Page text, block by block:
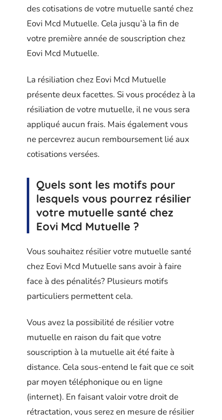
des cotisations de votre mutuelle santé chez
Eovi Mcd Mutuelle. Cela jusqu’à la fin de
votre première année de souscription chez
Eovi Mcd Mutuelle.
La résiliation chez Eovi Mcd Mutuelle
présente deux facettes. Si vous procédez à la
résiliation de votre mutuelle, il ne vous sera
appliqué aucun frais. Mais également vous
ne percevrez aucun remboursement lié aux
cotisations versées.
Quels sont les motifs pour
lesquels vous pourrez résilier
votre mutuelle santé chez
Eovi Mcd Mutuelle ?
Vous souhaitez résilier votre mutuelle santé
chez Eovi Mcd Mutuelle sans avoir à faire
face à des pénalités? Plusieurs motifs
particuliers permettent cela.
Vous avez la possibilité de résilier votre
mutuelle en raison du fait que votre
souscription à la mutuelle ait été faite à
distance. Cela sous-entend le fait que ce soit
par moyen téléphonique ou en ligne
(internet). En faisant valoir votre droit de
rétractation, vous serez en mesure de résilier